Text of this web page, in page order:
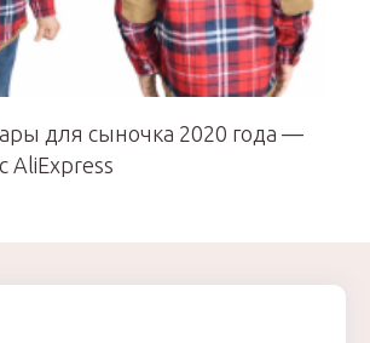
для сыночка 2020 года —
AliExpress